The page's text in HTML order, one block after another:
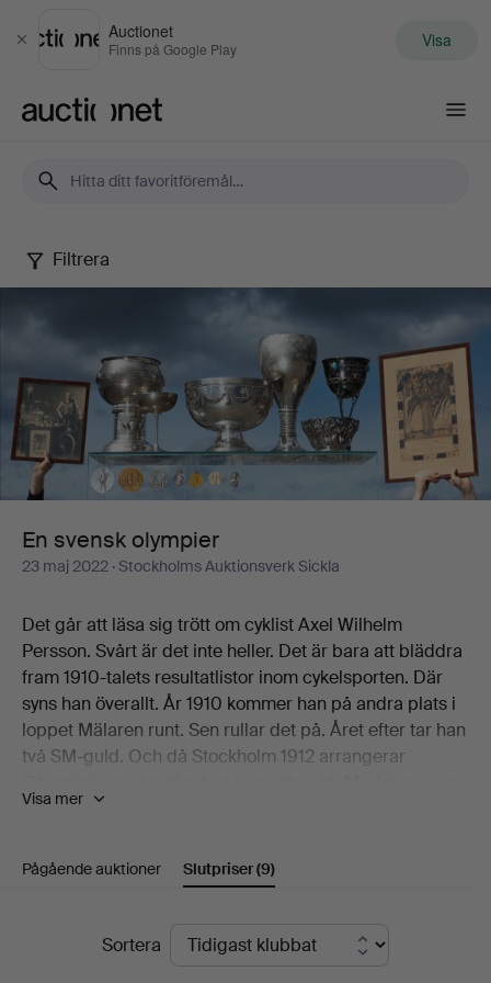
Stäng
Auctionet
Finns på Google Play Visa
En
svensk
olympier
Filtrera
En svensk olympier
23 maj 2022 · Stockholms Auktionsverk Sickla
Det går att läsa sig trött om cyklist Axel Wilhelm
Persson. Svårt är det inte heller. Det är bara att bläddra
fram 1910-talets resultatlistor inom cykelsporten. Där
syns han överallt. År 1910 kommer han på andra plats i
loppet Mälaren runt. Sen rullar det på. Året efter tar han
två SM-guld. Och då Stockholm 1912 arrangerar
"hängs om hans hals" har en diameter om 3,3 cm och
kröner temat En svensk olympier, presenterat av
Stockholms Auktionsverk Globen. Allt som allt
framgångsrika karriär. Samtliga med proveniens Axel
Wilhelm Peterson själv och därefter som arv inom
Visa mer
Pågående auktioner Slutpriser(9)
SlutpriserSortera